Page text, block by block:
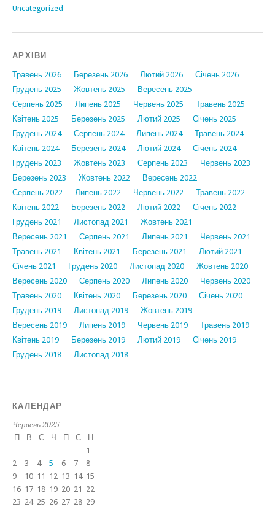
Uncategorized
АРХІВИ
Травень 2026 Березень 2026 Лютий 2026
Січень 2026
Грудень 2025
Жовтень 2025
Вересень 2025
Серпень 2025
Липень 2025 Червень 2025
Травень 2025
Квітень 2025
Березень 2025 Лютий 2025
Січень 2025
Грудень 2024
Серпень 2024 Липень 2024
Травень 2024
Квітень 2024
Березень 2024 Лютий 2024
Січень 2024
Грудень 2023
Жовтень 2023 Серпень 2023
Червень 2023
Березень 2023
Жовтень 2022
Вересень 2022
Серпень 2022
Липень 2022 Червень 2022
Травень 2022
Квітень 2022
Березень 2022 Лютий 2022
Січень 2022
Грудень 2021
Листопад 2021
Жовтень 2021
Вересень 2021
Серпень 2021 Липень 2021
Червень 2021
Травень 2021
Квітень 2021 Березень 2021
Лютий 2021
Січень 2021
Грудень 2020 Листопад 2020
Жовтень 2020
Вересень 2020
Серпень 2020 Липень 2020
Червень 2020
Травень 2020
Квітень 2020 Березень 2020
Січень 2020
Грудень 2019
Листопад 2019
Жовтень 2019
Вересень 2019
Липень 2019 Червень 2019
Травень 2019
Квітень 2019
Березень 2019 Лютий 2019
Січень 2019
Грудень 2018
Листопад 2018
КАЛЕНДАР
Червень 2025
П
В С Ч П С Н
1
2
3 4 5 6 7
8
9
10 11 12 13 14 15
16 17 18 19 20 21 22
23 24 25 26 27 28 29